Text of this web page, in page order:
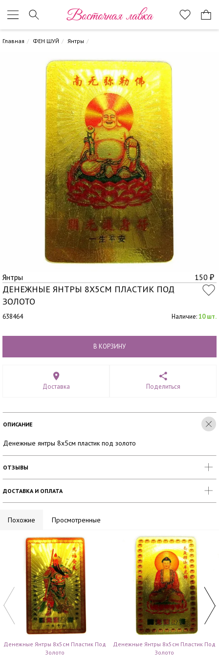
Восточная лавка
Главная ФЕН ШУЙ Янтры
Янтры 150 ₽
ДЕНЕЖНЫЕ ЯНТРЫ 8Х5СМ ПЛАСТИК ПОД
ЗОЛОТО
638464 Наличие:10 шт.
В КОРЗИНУ
Доставка Поделиться
ОПИСАНИЕ
Денежные янтры 8х5см пластик под золото
ОТЗЫВЫ
ДОСТАВКА И ОПЛАТА
Похожие Просмотренные
Денежные Янтры 8х5см Пластик Под
Золото
Денежные Янтры 8х5см Пластик Под
Золото